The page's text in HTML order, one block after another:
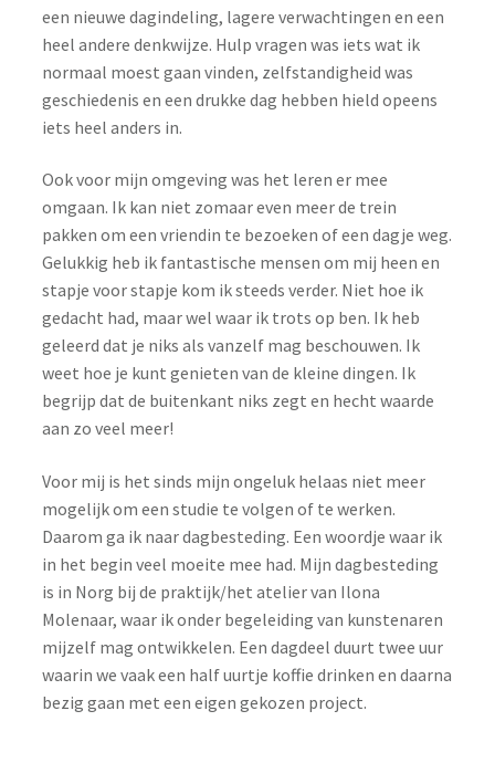
een nieuwe dagindeling, lagere verwachtingen en een
heel andere denkwijze. Hulp vragen was iets wat ik
normaal moest gaan vinden, zelfstandigheid was
geschiedenis en een drukke dag hebben hield opeens
iets heel anders in.
Ook voor mijn omgeving was het leren er mee
omgaan. Ik kan niet zomaar even meer de trein
pakken om een vriendin te bezoeken of een dagje weg.
Gelukkig heb ik fantastische mensen om mij heen en
stapje voor stapje kom ik steeds verder. Niet hoe ik
gedacht had, maar wel waar ik trots op ben. Ik heb
geleerd dat je niks als vanzelf mag beschouwen. Ik
weet hoe je kunt genieten van de kleine dingen. Ik
begrijp dat de buitenkant niks zegt en hecht waarde
aan zo veel meer!
Voor mij is het sinds mijn ongeluk helaas niet meer
mogelijk om een studie te volgen of te werken.
Daarom ga ik naar dagbesteding. Een woordje waar ik
in het begin veel moeite mee had. Mijn dagbesteding
is in Norg bij de praktijk/het atelier van Ilona
Molenaar, waar ik onder begeleiding van kunstenaren
mijzelf mag ontwikkelen. Een dagdeel duurt twee uur
waarin we vaak een half uurtje koffie drinken en daarna
bezig gaan met een eigen gekozen project.